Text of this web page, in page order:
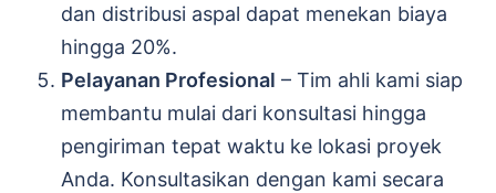
dan distribusi aspal dapat menekan biaya
hingga 20%.
Pelayanan Profesional – Tim ahli kami siap
membantu mulai dari konsultasi hingga
pengiriman tepat waktu ke lokasi proyek
Anda. Konsultasikan dengan kami secara